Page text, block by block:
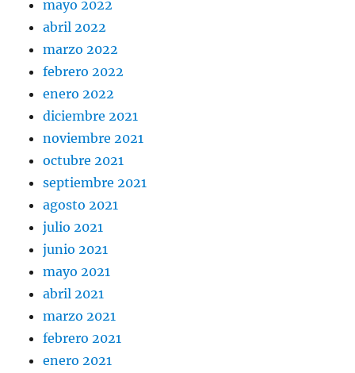
mayo 2022
abril 2022
marzo 2022
febrero 2022
enero 2022
diciembre 2021
noviembre 2021
octubre 2021
septiembre 2021
agosto 2021
julio 2021
junio 2021
mayo 2021
abril 2021
marzo 2021
febrero 2021
enero 2021